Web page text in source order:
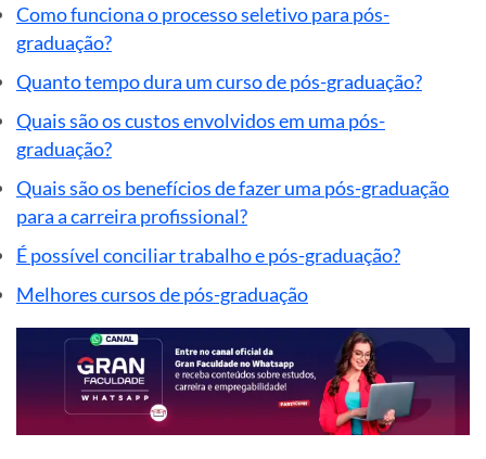
Como funciona o processo seletivo para pós-
graduação?
Quanto tempo dura um curso de pós-graduação?
Quais são os custos envolvidos em uma pós-
graduação?
Quais são os benefícios de fazer uma pós-graduação
para a carreira profissional?
É possível conciliar trabalho e pós-graduação?
Melhores cursos de pós-graduação